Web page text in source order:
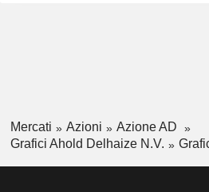
Mercati Azioni
Azione AD
Grafici Ahold Delhaize N.V.